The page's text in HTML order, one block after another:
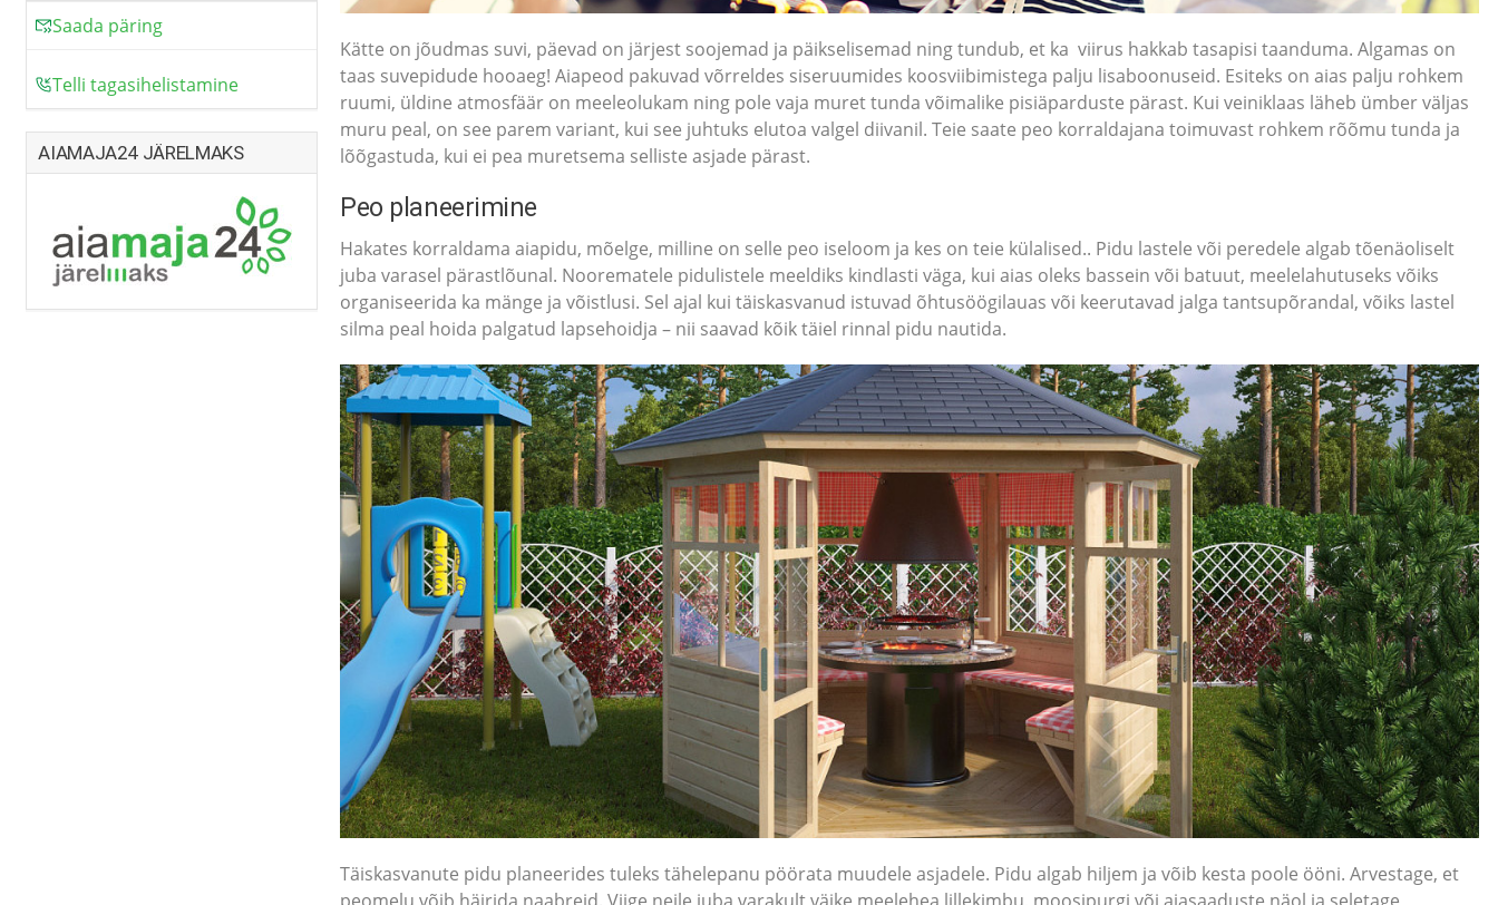
Kätte on jõudmas suvi, päevad on järjest soojemad ja päikselisemad ning tundub, et ka viirus hakkab tasapisi taanduma. Algamas on
taas suvepidude hooaeg! Aiapeod pakuvad võrreldes siseruumides koosviibimistega palju lisaboonuseid. Esiteks on aias palju rohkem
ruumi, üldine atmosfäär on meeleolukam ning pole vaja muret tunda võimalike pisiäparduste pärast. Kui veiniklaas läheb ümber väljas
muru peal, on see parem variant, kui see juhtuks elutoa valgel diivanil. Teie saate peo korraldajana toimuvast rohkem rõõmu tunda ja
lõõgastuda, kui ei pea muretsema selliste asjade pärast.
Peo planeerimine
Hakates korraldama aiapidu, mõelge, milline on selle peo iseloom ja kes on teie külalised.. Pidu lastele või peredele algab tõenäoliselt
juba varasel pärastlõunal. Noorematele pidulistele meeldiks kindlasti väga, kui aias oleks bassein või batuut, meelelahutuseks võiks
organiseerida ka mänge ja võistlusi. Sel ajal kui täiskasvanud istuvad õhtusöögilauas või keerutavad jalga tantsupõrandal, võiks lastel
silma peal hoida palgatud lapsehoidja – nii saavad kõik täiel rinnal pidu nautida.
Täiskasvanute pidu planeerides tuleks tähelepanu pöörata muudele asjadele. Pidu algab hiljem ja võib kesta poole ööni. Arvestage, et
Saada päring
Telli tagasihelistamine
AIAMAJA24 JÄRELMAKS